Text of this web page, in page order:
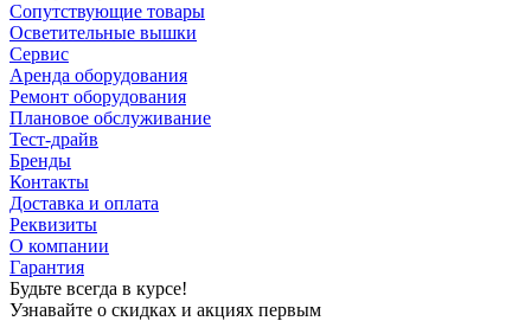
Сопутствующие товары
Осветительные вышки
Сервис
Аренда оборудования
Ремонт оборудования
Плановое обслуживание
Тест-драйв
Бренды
Контакты
Доставка и оплата
Реквизиты
О компании
Гарантия
Будьте всегда в курсе!
Узнавайте о скидках и акциях первым